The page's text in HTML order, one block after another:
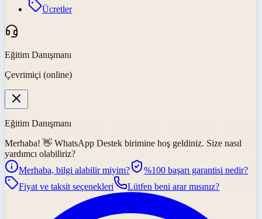
Ücretler
Eğitim Danışmanı
Çevrimiçi (online)
Eğitim Danışmanı
Merhaba! 👋 WhatsApp Destek birimine hoş geldiniz. Size nasıl
yardımcı olabiliriz?
Merhaba, bilgi alabilir miyim?
%100 başarı garantisi nedir?
Fiyat ve taksit seçenekleri
Lütfen beni arar mısınız?